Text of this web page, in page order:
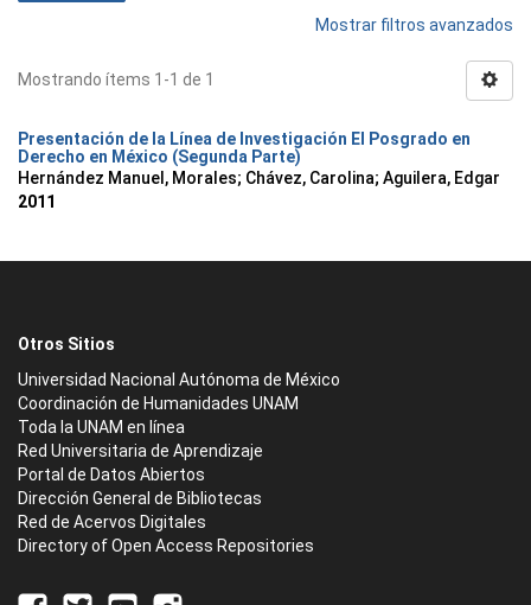
Mostrar filtros avanzados
Mostrando ítems 1-1 de 1
Presentación de la Línea de Investigación El Posgrado en
Derecho en México (Segunda Parte)
Hernández Manuel, Morales; Chávez, Carolina; Aguilera, Edgar
2011
Otros Sitios
Universidad Nacional Autónoma de México
Coordinación de Humanidades UNAM
Toda la UNAM en línea
Red Universitaria de Aprendizaje
Portal de Datos Abiertos
Dirección General de Bibliotecas
Red de Acervos Digitales
Directory of Open Access Repositories